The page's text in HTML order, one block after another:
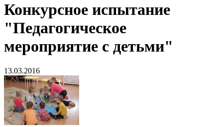
Конкурсное испытание
"Педагогическое
мероприятие с детьми"
13.03.2016